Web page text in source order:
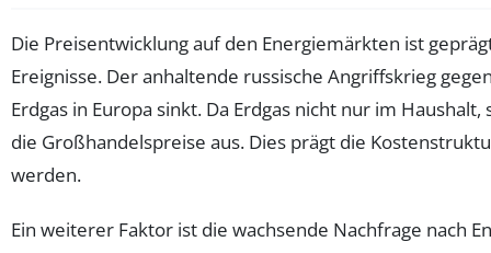
Die Preisentwicklung auf den Energiemärkten ist
Ereignisse. Der anhaltende russische Angriffskrieg
Erdgas in Europa sinkt. Da Erdgas nicht nur im
die Großhandelspreise aus. Dies prägt die
werden.
Ein weiterer Faktor ist die wachsende Nachfrage nach